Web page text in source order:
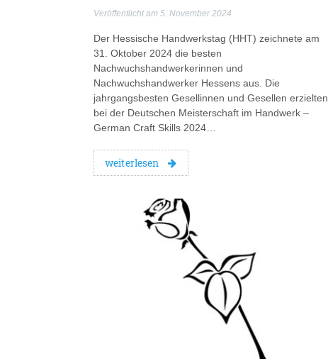
Veröffentlicht am 5. November 2024
Der Hessische Handwerkstag (HHT) zeichnete am
31. Oktober 2024 die besten
Nachwuchshandwerkerinnen und
Nachwuchshandwerker Hessens aus. Die
jahrgangsbesten Gesellinnen und Gesellen erzielten
bei der Deutschen Meisterschaft im Handwerk –
German Craft Skills 2024…
weiterlesen